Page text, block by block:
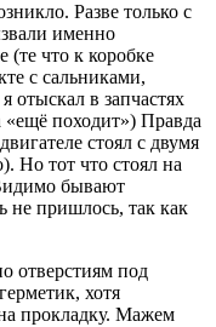
Разве только с
именно
(те что к коробке
с сальниками,
отыскал в запчастях
походит») Правда
стоял с двумя
Но тот что стоял на
бывают
не пришлось, так как
отверстиям под
хотя
прокладку. Мажем